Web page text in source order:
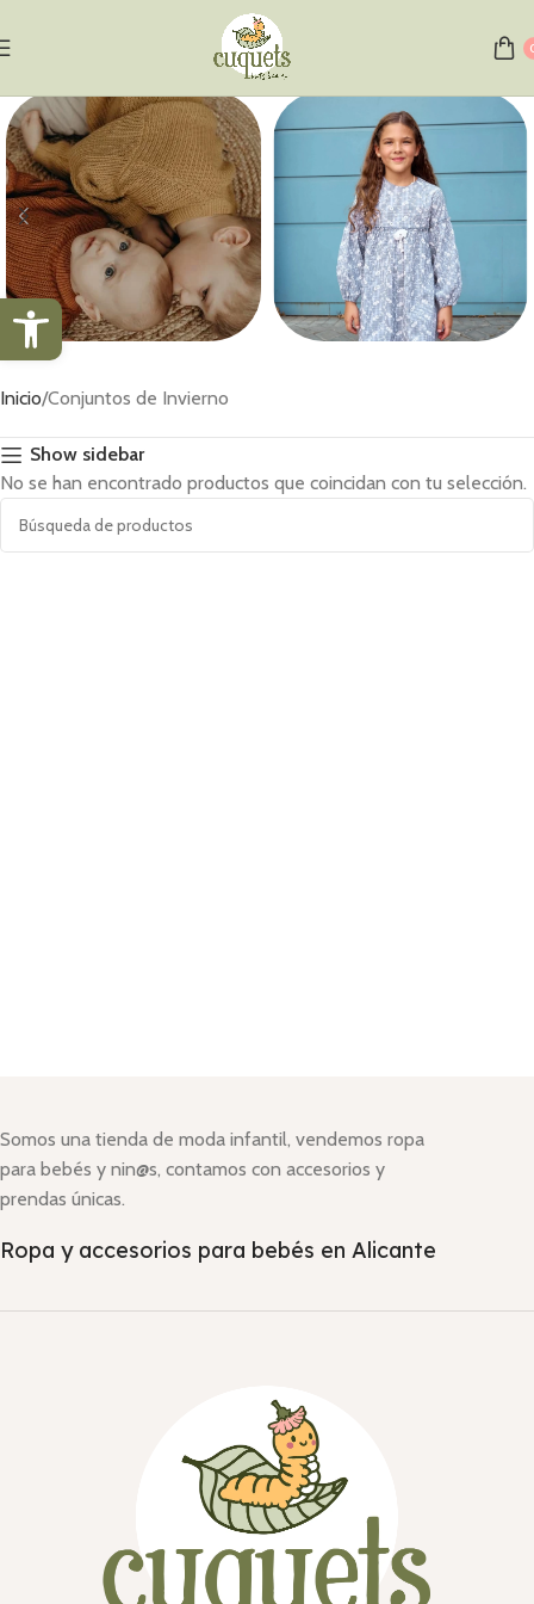
Abrir barra de herramientas
1 producto
Inicio Conjuntos de Invierno
Show sidebar
No se han encontrado productos que coincidan con tu selección.
Somos una tienda de moda infantil, vendemos ropa
para bebés y nin@s, contamos con accesorios y
prendas únicas.
Ropa y accesorios para bebés en Alicante